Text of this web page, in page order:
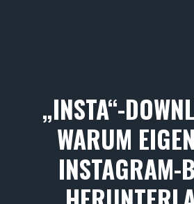
„INSTA“-
WARUM
INSTAGRAM-